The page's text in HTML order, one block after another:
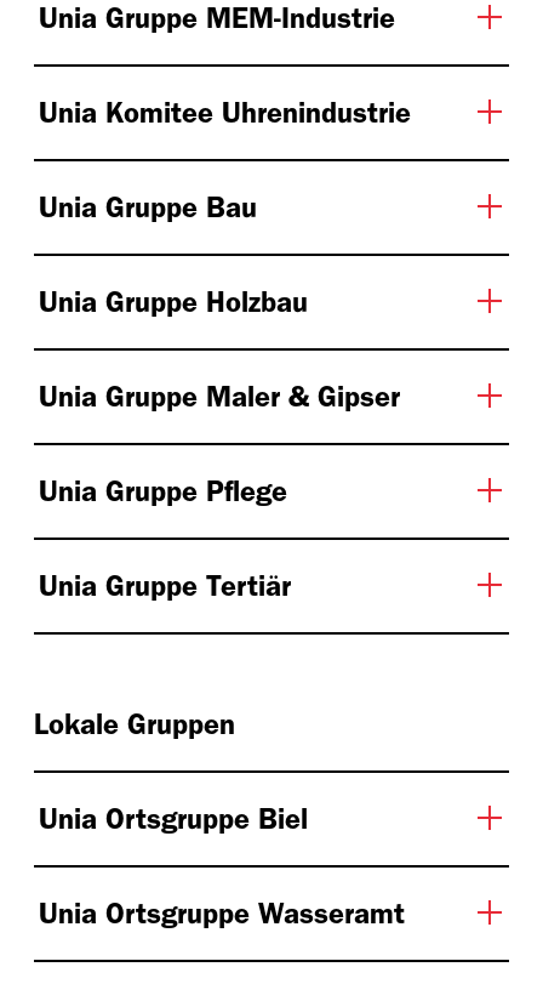
Unia Gruppe MEM-Industrie
Unia Komitee Uhrenindustrie
Unia Gruppe Bau
Unia Gruppe Holzbau
Unia Gruppe Maler & Gipser
Unia Gruppe Pflege
Unia Gruppe Tertiär
Lokale Gruppen
Unia Ortsgruppe Biel
Unia Ortsgruppe Wasseramt